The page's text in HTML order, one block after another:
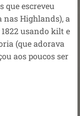
que escreveu
nas Highlands), a
usando kilt e
(que adorava
aos poucos ser